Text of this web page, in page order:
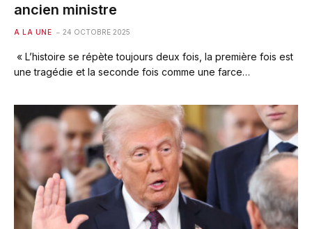
ancien ministre
A LA UNE 24 OCTOBRE 2025
« L’histoire se répète toujours deux fois, la première fois est
une tragédie et la seconde fois comme une farce…